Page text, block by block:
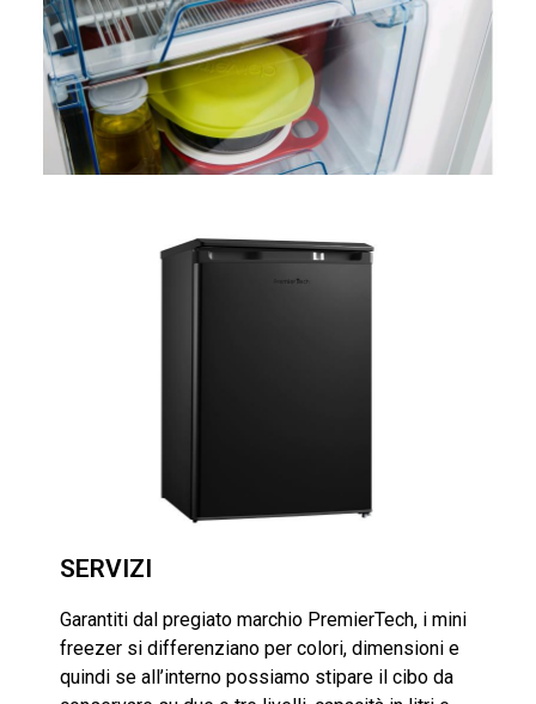
SERVIZI
Garantiti dal pregiato marchio PremierTech, i mini
freezer si differenziano per colori, dimensioni e
quindi se all’interno possiamo stipare il cibo da